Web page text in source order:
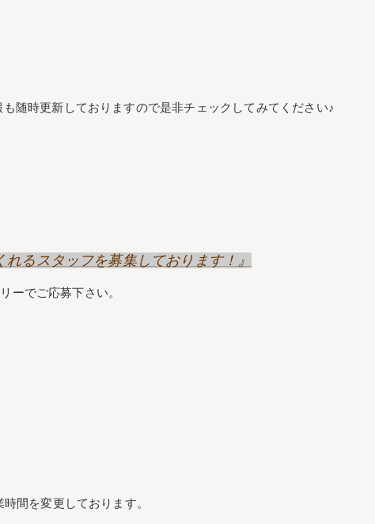
随時更新しておりますので是非チェックしてみてください♪
るスタッフを募集しております！』
ーでご応募下さい。
間を変更しております。